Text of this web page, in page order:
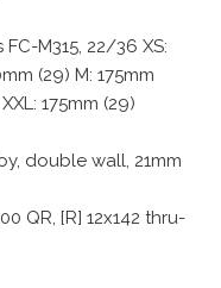
M315, 22/36 XS:
(29) M: 175mm
175mm (29)
double wall, 21mm
QR, [R] 12x142 thru-